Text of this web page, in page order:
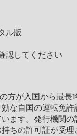
ル版
認してください
方が入国から最長
な自国の運転免
ます。発行機関
ちの許可証が受